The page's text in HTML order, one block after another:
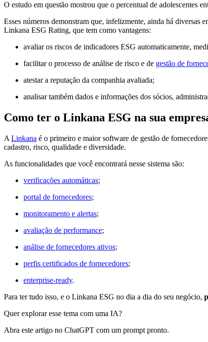
O estudo em questão mostrou que o percentual de adolescentes
Esses números demonstram que, infelizmente, ainda há diversas
Linkana ESG Rating, que tem como vantagens:
avaliar os riscos de indicadores ESG automaticamente,
facilitar o processo de análise de risco e de gestão de
atestar a reputação da companhia avaliada;
analisar também dados e informações dos sócios,
Como ter o Linkana ESG na sua
A Linkana é o primeiro e maior software de gestão de
cadastro, risco, qualidade e diversidade.
As funcionalidades que você encontrará nesse sistema são:
verificações automáticas;
portal de fornecedores;
monitoramento e alertas;
avaliação de performance;
análise de fornecedores ativos;
perfis certificados de fornecedores;
enterprise-ready.
Para ter tudo isso, e o Linkana ESG no dia a dia do seu negócio,
Quer explorar esse tema com uma IA?
Abra este artigo no ChatGPT com um prompt pronto.